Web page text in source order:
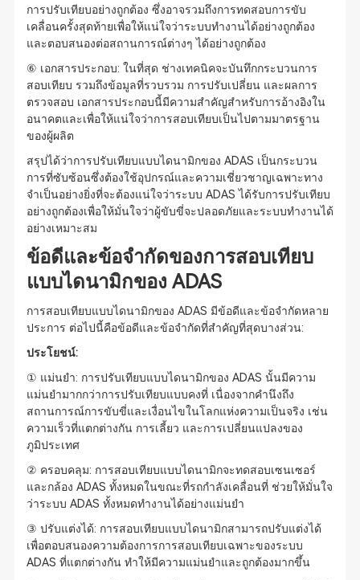
การปรับเทียบอย่างถูกต้อง ซึ่งอาจรวมถึงการทดสอบการขับ
เคลื่อนครั้งสุดท้ายเพื่อให้แน่ใจว่าระบบทำงานได้อย่างถูกต้อง
และตอบสนองต่อสถานการณ์ต่างๆ ได้อย่างถูกต้อง
⑥ เอกสารประกอบ: ในที่สุด ช่างเทคนิคจะบันทึกกระบวนการ
สอบเทียบ รวมถึงข้อมูลที่รวบรวม การปรับเปลี่ยน และผลการ
ตรวจสอบ เอกสารประกอบนี้มีความสำคัญสำหรับการอ้างอิงใน
อนาคตและเพื่อให้แน่ใจว่าการสอบเทียบเป็นไปตามมาตรฐาน
ของผู้ผลิต
สรุปได้ว่าการปรับเทียบแบบไดนามิกของ ADAS เป็นกระบวน
การที่ซับซ้อนซึ่งต้องใช้อุปกรณ์และความเชี่ยวชาญเฉพาะทาง
จำเป็นอย่างยิ่งที่จะต้องแน่ใจว่าระบบ ADAS ได้รับการปรับเทียบ
อย่างถูกต้องเพื่อให้มั่นใจว่าผู้ขับขี่จะปลอดภัยและระบบทำงานได้
อย่างเหมาะสม
ข้อดีและข้อจำกัดของการสอบเทียบ
แบบไดนามิกของ ADAS
การสอบเทียบแบบไดนามิกของ ADAS มีข้อดีและข้อจำกัดหลาย
ประการ ต่อไปนี้คือข้อดีและข้อจำกัดที่สำคัญที่สุดบางส่วน:
ประโยชน์:
① แม่นยำ: การปรับเทียบแบบไดนามิกของ ADAS นั้นมีความ
แม่นยำมากกว่าการปรับเทียบแบบคงที่ เนื่องจากคำนึงถึง
สถานการณ์การขับขี่และเงื่อนไขในโลกแห่งความเป็นจริง เช่น
ความเร็วที่แตกต่างกัน การเลี้ยว และการเปลี่ยนแปลงของ
ภูมิประเทศ
② ครอบคลุม: การสอบเทียบแบบไดนามิกจะทดสอบเซนเซอร์
และกล้อง ADAS ทั้งหมดในขณะที่รถกำลังเคลื่อนที่ ช่วยให้มั่นใจ
ว่าระบบ ADAS ทั้งหมดทำงานได้อย่างแม่นยำ
③ ปรับแต่งได้: การสอบเทียบแบบไดนามิกสามารถปรับแต่งได้
เพื่อตอบสนองความต้องการการสอบเทียบเฉพาะของระบบ
ADAS ที่แตกต่างกัน ทำให้มีความแม่นยำและถูกต้องมากขึ้น